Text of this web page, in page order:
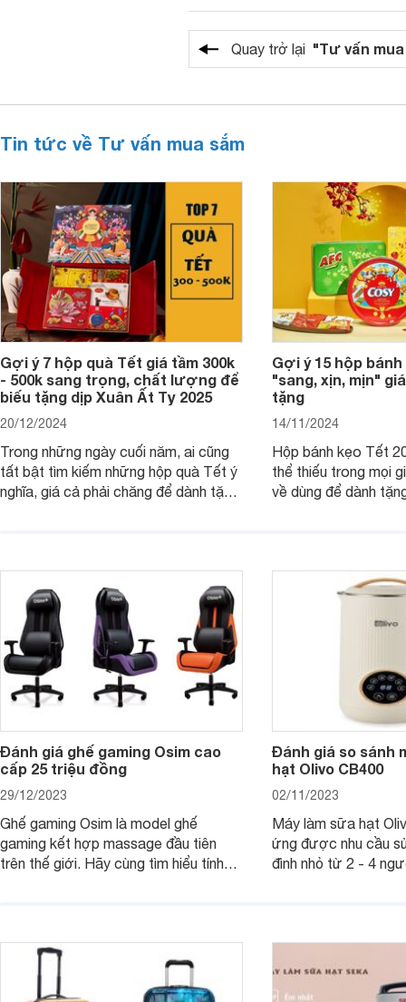
Quay trở lại "Tư vấn
Tin tức về Tư vấn mua sắm
Gợi ý 7 hộp quà Tết giá tầm 300k
- 500k sang trọng, chất lượng để
biếu tặng dịp Xuân Ất Tỵ 2025
20/12/2024
Trong những ngày cuối năm, ai cũng
tất bật tìm kiếm những hộp quà Tết ý
nghĩa, giá cả phải chăng để dành tặng
- 500k đẹp mắt nhé.
Gợi ý 15 hộp
"sang, xịn, mịn"
tặng
14/11/2024
Hộp bánh kẹo Tết
thể thiếu trong mọi
về dùng để dành
2025 mới vừa sang,
mua sắm cuối năm.
Đánh giá ghế gaming Osim cao
cấp 25 triệu đồng
29/12/2023
Ghế gaming Osim là model ghế
gaming kết hợp massage đầu tiên
trên thế giới. Hãy cùng tìm hiểu tính
Đánh giá so sánh
hạt Olivo CB400
02/11/2023
Máy làm sữa hạt
ứng được nhu cầu
đình nhỏ từ 2 - 4